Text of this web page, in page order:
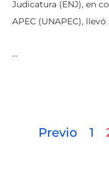
Judicatura (ENJ), en
APEC (UNAPEC),
…
Previo 1